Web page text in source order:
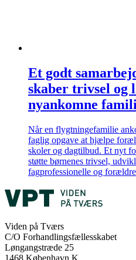
Et godt
skaber trivsel
nyankomne
Når en flygtningefamilie
faglig opgave at hjælpe
skoler og dagtilbud. Et nyt
støtte børnenes trivsel,
fagprofessionelle og
Viden på Tværs
C/O Forhandlingsfællesskabet
Løngangstræde 25